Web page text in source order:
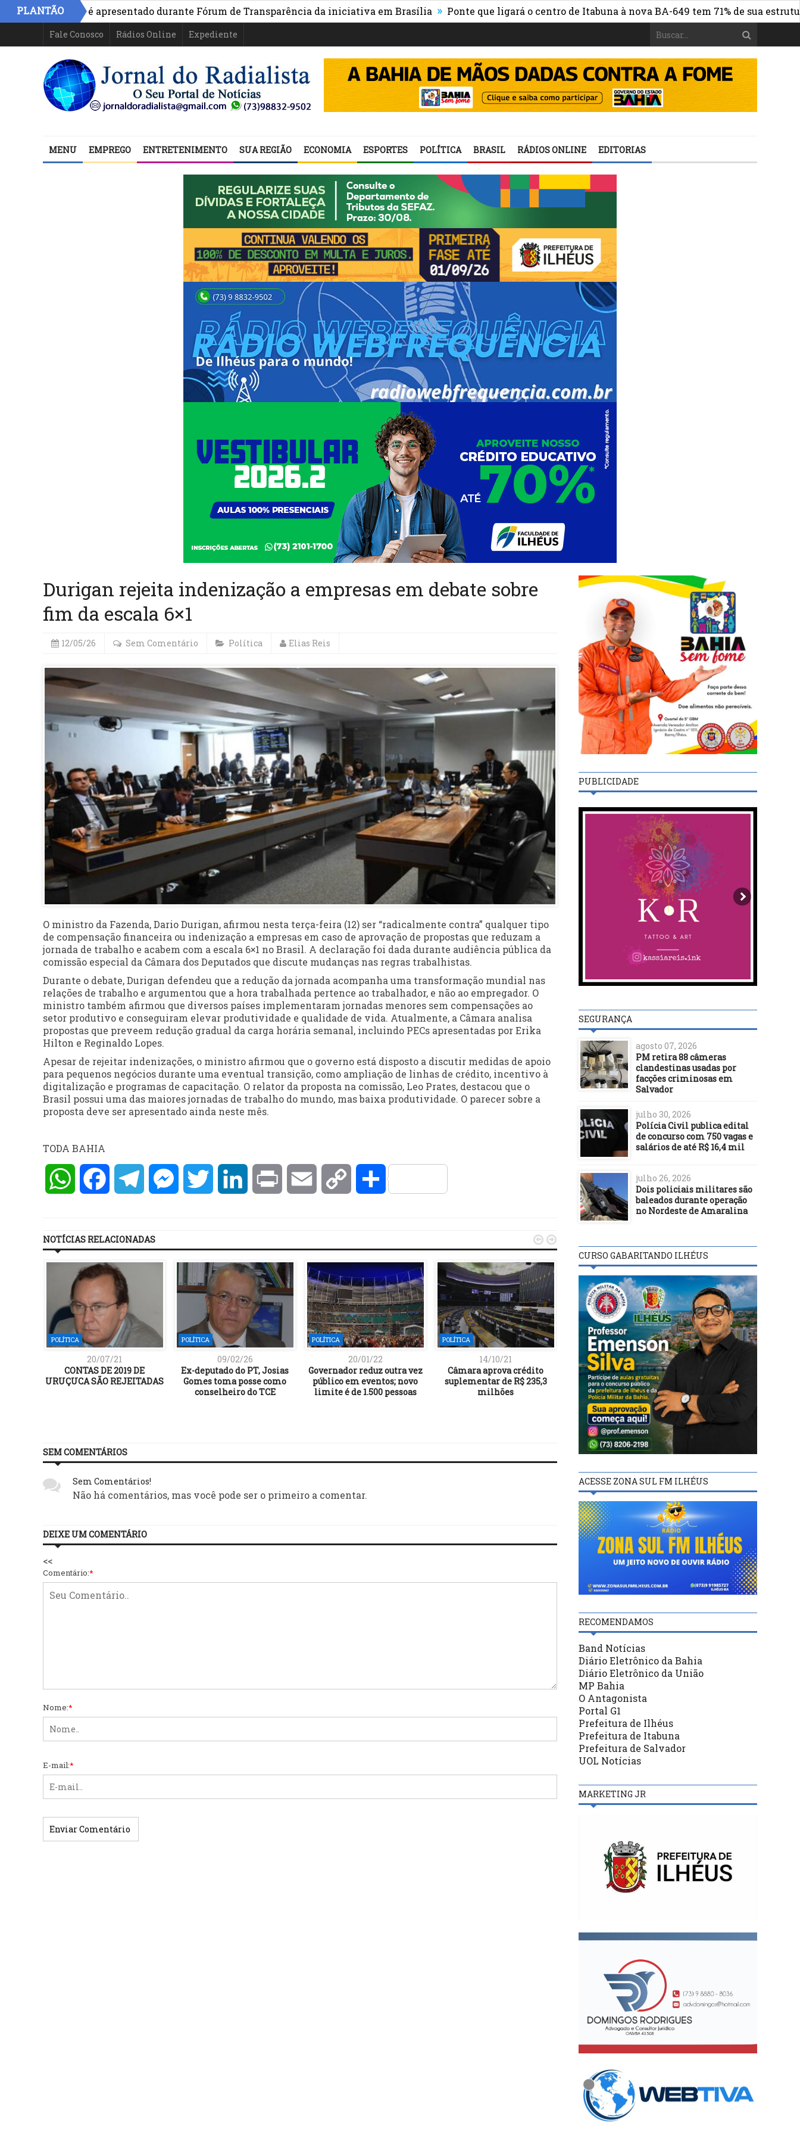
PLANTÃO
na Bahia é apresentado durante Fórum de Transparência da iniciativa em Brasília » Ponte que ligará o centro de Itabuna à nova BA-649 tem 71% de sua estrutura de
Fale Conosco Rádios Online Expediente
MENU EMPREGO ENTRETENIMENTO SUA REGIÃO ECONOMIA ESPORTES POLÍTICA BRASIL RÁDIOS ONLINE EDITORIAS
Durigan rejeita indenização a empresas em debate sobre
fim da escala 6×1
12/05/26 Sem Comentário Política Elias Reis
O ministro da Fazenda, Dario Durigan, afirmou nesta terça-feira (12) ser “radicalmente contra” qualquer tipo
de compensação financeira ou indenização a empresas em caso de aprovação de propostas que reduzam a
jornada de trabalho e acabem com a escala 6×1 no Brasil. A declaração foi dada durante audiência pública da
comissão especial da Câmara dos Deputados que discute mudanças nas regras trabalhistas.
Durante o debate, Durigan defendeu que a redução da jornada acompanha uma transformação mundial nas
relações de trabalho e argumentou que a hora trabalhada pertence ao trabalhador, e não ao empregador. O
ministro também afirmou que diversos países implementaram jornadas menores sem compensações ao
setor produtivo e conseguiram elevar produtividade e qualidade de vida. Atualmente, a Câmara analisa
propostas que preveem redução gradual da carga horária semanal, incluindo PECs apresentadas por Erika
Hilton e Reginaldo Lopes.
Apesar de rejeitar indenizações, o ministro afirmou que o governo está disposto a discutir medidas de apoio
para pequenos negócios durante uma eventual transição, como ampliação de linhas de crédito, incentivo à
digitalização e programas de capacitação. O relator da proposta na comissão, Leo Prates, destacou que o
Brasil possui uma das maiores jornadas de trabalho do mundo, mas baixa produtividade. O parecer sobre a
proposta deve ser apresentado ainda neste mês.
TODA BAHIA
WhatsAppFacebookTelegramMessengerTwitter LinkedInPrint Email Copy Compartilhar
NOTÍCIAS RELACIONADAS
POLÍTICA
20/07/21
CONTAS DE 2019 DE
URUÇUCA SÃO REJEITADAS
POLÍTICA
09/02/26
Ex-deputado do PT, Josias
Gomes toma posse como
conselheiro do TCE
POLÍTICA
20/01/22
Governador reduz outra vez
público em eventos; novo
limite é de 1.500 pessoas
POLÍTICA
14/10/21
Câmara aprova crédito
suplementar de R$ 235,3
milhões
POLÍTICA
27/03/20
Coronavírus: Curitiba é a
primeira cidade a
disponibilizar telemedicina
POLÍTICA
SETOR DE PESQUISA
UESC VISA
DE ÁREAS DE PLANTIO
 
SEM COMENTÁRIOS
Sem Comentários!
Não há comentários, mas você pode ser o primeiro a comentar.
DEIXE UM COMENTÁRIO
<<
Comentário:*
Nome:*
E-mail:*
PUBLICIDADE
SEGURANÇA
agosto 07, 2026
PM retira 88 câmeras
clandestinas usadas por
facções criminosas em
Salvador
julho 30, 2026
Polícia Civil publica edital
de concurso com 750 vagas e
salários de até R$ 16,4 mil
julho 26, 2026
Dois policiais militares são
baleados durante operação
no Nordeste de Amaralina
CURSO GABARITANDO ILHÉUS
ACESSE ZONA SUL FM ILHÉUS
RECOMENDAMOS
Band Notícias
Diário Eletrônico da Bahia
Diário Eletrônico da União
MP Bahia
O Antagonista
Portal G1
Prefeitura de Ilhéus
Prefeitura de Itabuna
Prefeitura de Salvador
UOL Notícias
MARKETING JR